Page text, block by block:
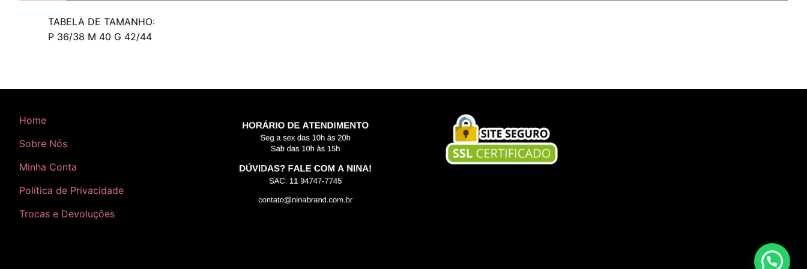
TABELA DE TAMANHO:
P 36/38 M 40 G 42/44
Home
Sobre Nós
Minha Conta
Política de Privacidade
Trocas e Devoluções